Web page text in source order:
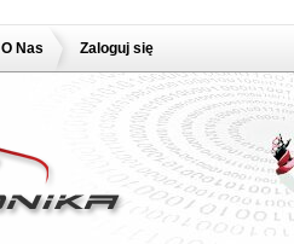
O Nas Zaloguj się